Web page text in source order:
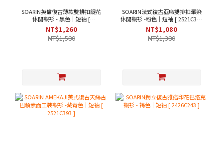
SOARIN英倫復古薄款雙排扣緹花
休閒襯衫 - 黑色｜短袖 [
242TC244/2426C244 ]
NT$1,260
NT$1,580
SOARIN法式復古亞麻雙排扣暈染
休閒襯衫 -粉色｜短袖 [ 2521C367
]
NT$1,080
NT$1,380